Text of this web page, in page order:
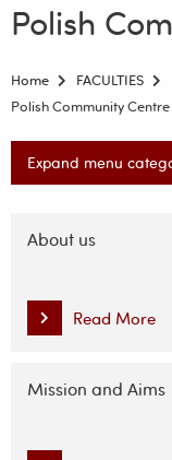
Polish
Home FACULTIES
Polish Community Centre
Expand menu
navigation
About us
Read More
Mission and Aims